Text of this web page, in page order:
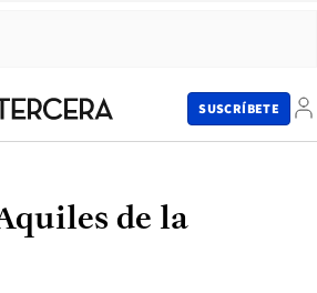
SUSCRÍBETE
de la